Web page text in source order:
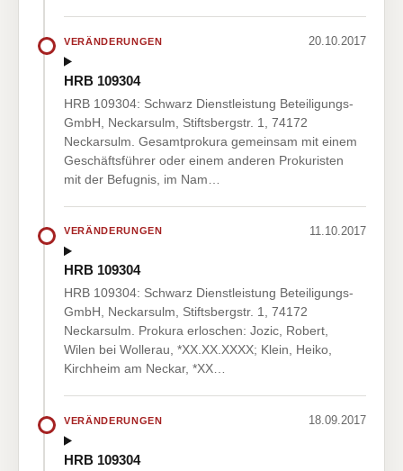
VERÄNDERUNGEN 20.10.2017
HRB 109304
HRB 109304: Schwarz Dienstleistung Beteiligungs-
GmbH, Neckarsulm, Stiftsbergstr. 1, 74172
Neckarsulm. Gesamtprokura gemeinsam mit einem
Geschäftsführer oder einem anderen Prokuristen
mit der Befugnis, im Nam…
VERÄNDERUNGEN 11.10.2017
HRB 109304
HRB 109304: Schwarz Dienstleistung Beteiligungs-
GmbH, Neckarsulm, Stiftsbergstr. 1, 74172
Neckarsulm. Prokura erloschen: Jozic, Robert,
Wilen bei Wollerau, *XX.XX.XXXX; Klein, Heiko,
Kirchheim am Neckar, *XX…
VERÄNDERUNGEN 18.09.2017
HRB 109304